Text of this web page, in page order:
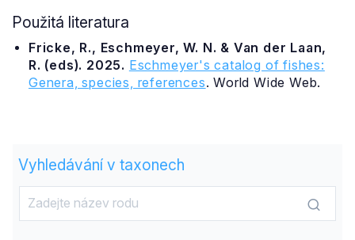
Použitá literatura
Fricke, R., Eschmeyer, W. N. & Van der Laan,
R. (eds). 2025. Eschmeyer's catalog of fishes:
Genera, species, references. World Wide Web.
Vyhledávání v taxonech